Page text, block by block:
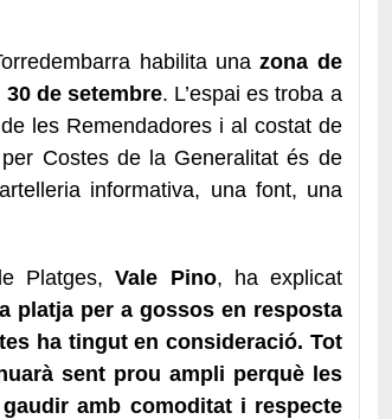
habilita unazona de
de setembre. L’espai es troba a
les Remendadores i al costat de
Costes de la Generalitat és de
informativa, una font, una
Platges,Vale Pino, ha explicat
platja per a gossos en resposta
ha tingut en consideració. Tot
sent prou ampli perquè les
amb comoditat i respecte